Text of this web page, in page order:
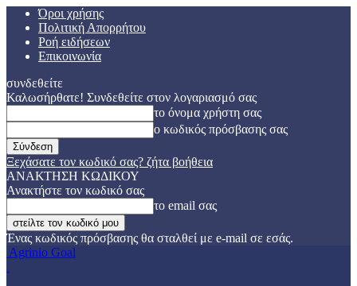
Όροι χρήσης
Πολιτική Απορρήτου
Ροή ειδήσεων
Επικοινωνία
συνδεθείτε
Καλωσήρθατε! Συνδεθείτε στον λογαριασμό σας
το όνομα χρήστη σας
ο κωδικός πρόσβασης σας
Ξεχάσατε τον κωδικό σας? ζήτα βοήθεια
ΑΝΑΚΤΗΣΗ ΚΩΔΙΚΟΥ
Ανακτήστε τον κωδικό σας
το email σας
Ένας κωδικός πρόσβασης θα σταλθεί με e-mail σε εσάς.
Agrinio Goal